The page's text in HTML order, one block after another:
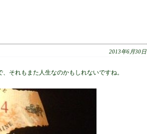
2013年6月30日
それもまた人生なのかもしれないですね。